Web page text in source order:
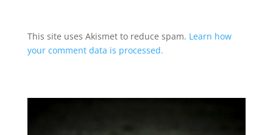
This site uses Akismet to reduce spam. Learn how
your comment data is processed.